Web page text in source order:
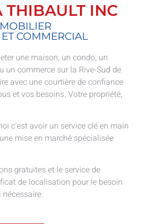
THIBAULT INC
COMMERCIAL
une maison, un condo, un
un commerce sur la Rive-Sud de
avec une courtière de confiance
et vos besoins. Votre propriété,
c’est avoir un service clé en main
mise en marché spécialisée
gratuites et le service de
de localisation pour le besoin